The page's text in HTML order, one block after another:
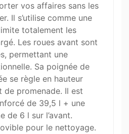
vos affaires sans les
Il s’utilise comme une
totalement les
Les roues avant sont
permettant une
Sa poignée de
se règle en hauteur
promenade. Il est
de 39,5 l + une
de 6 l sur l’avant.
pour le nettoyage.